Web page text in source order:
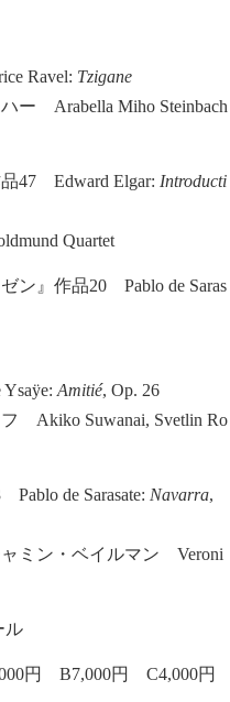
Ravel: Tzigane
ー Arabella Miho Steinbach
47 Edward Elgar: Introducti
Quartet
ン』作品20 Pablo de Saras
Amitié, Op. 26
Akiko Suwanai, Svetlin Ro
de Sarasate: Navarra,
ミン・ベイルマン Veroni
ル
円 B7,000円 C4,000円